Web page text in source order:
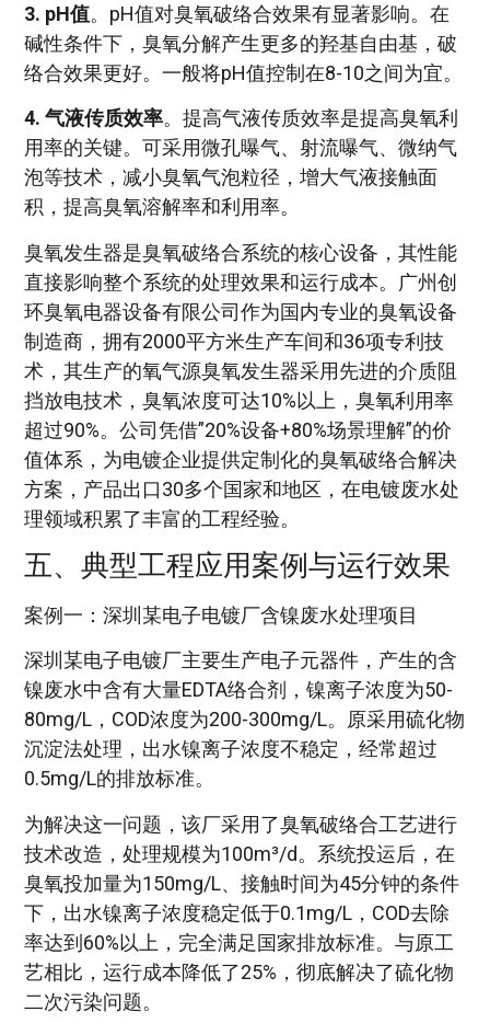
3. pH值。pH值对臭氧破络合效果有显著影响。在
碱性条件下，臭氧分解产生更多的羟基自由基，破
络合效果更好。一般将pH值控制在8-10之间为宜。
4. 气液传质效率。提高气液传质效率是提高臭氧利
用率的关键。可采用微孔曝气、射流曝气、微纳气
泡等技术，减小臭氧气泡粒径，增大气液接触面
积，提高臭氧溶解率和利用率。
臭氧发生器是臭氧破络合系统的核心设备，其性能
直接影响整个系统的处理效果和运行成本。广州创
环臭氧电器设备有限公司作为国内专业的臭氧设备
制造商，拥有2000平方米生产车间和36项专利技
术，其生产的氧气源臭氧发生器采用先进的介质阻
挡放电技术，臭氧浓度可达10%以上，臭氧利用率
超过90%。公司凭借”20%设备+80%场景理解”的价
值体系，为电镀企业提供定制化的臭氧破络合解决
方案，产品出口30多个国家和地区，在电镀废水处
理领域积累了丰富的工程经验。
五、典型工程应用案例与运行效果
案例一：深圳某电子电镀厂含镍废水处理项目
深圳某电子电镀厂主要生产电子元器件，产生的含
镍废水中含有大量EDTA络合剂，镍离子浓度为50-
80mg/L，COD浓度为200-300mg/L。原采用硫化物
沉淀法处理，出水镍离子浓度不稳定，经常超过
0.5mg/L的排放标准。
为解决这一问题，该厂采用了臭氧破络合工艺进行
技术改造，处理规模为100m³/d。系统投运后，在
臭氧投加量为150mg/L、接触时间为45分钟的条件
下，出水镍离子浓度稳定低于0.1mg/L，COD去除
率达到60%以上，完全满足国家排放标准。与原工
艺相比，运行成本降低了25%，彻底解决了硫化物
二次污染问题。